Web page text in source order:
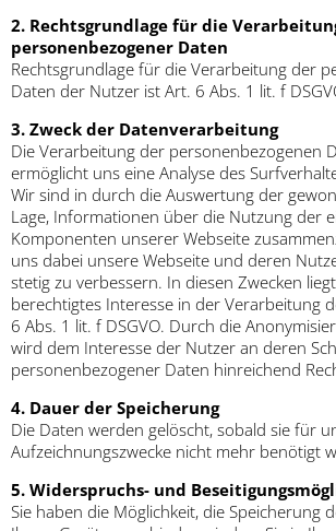
2. Rechtsgrundlage für die
personenbezogener Daten
Rechtsgrundlage für die Verarbeitung der
Daten der Nutzer ist Art. 6 Abs. 1 lit. f
3. Zweck der Datenverarbeitung
Die Verarbeitung der personenbezogenen
ermöglicht uns eine Analyse des
Wir sind in durch die Auswertung der
Lage, Informationen über die Nutzung der
Komponenten unserer Webseite
uns dabei unsere Webseite und deren
stetig zu verbessern. In diesen Zwecken
berechtigtes Interesse in der Verarbeitung
6 Abs. 1 lit. f DSGVO. Durch die
wird dem Interesse der Nutzer an deren
personenbezogener Daten hinreichend
4. Dauer der Speicherung
Die Daten werden gelöscht, sobald sie für
Aufzeichnungszwecke nicht mehr benötigt
5. Widerspruchs- und
Sie haben die Möglichkeit, die Speicherung